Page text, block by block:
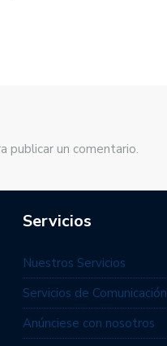
publicar un comentario.
Servicios
Nuestros Servicios
Servicios de Comunicación
Anúnciese con nosotros